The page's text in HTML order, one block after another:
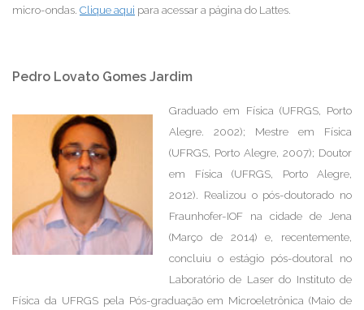
micro-ondas. Clique aqui para acessar a página do Lattes.
Pedro Lovato Gomes Jardim
Graduado em Física (UFRGS, Porto
Alegre. 2002); Mestre em Física
(UFRGS, Porto Alegre, 2007); Doutor
em Física (UFRGS, Porto Alegre,
2012). Realizou o pós-doutorado no
Fraunhofer-IOF na cidade de Jena
(Março de 2014) e, recentemente,
concluiu o estágio pós-doutoral no
Laboratório de Laser do Instituto de
Física da UFRGS pela Pós-graduação em Microeletrônica (Maio de